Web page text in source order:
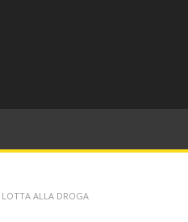
ALLA DROGA